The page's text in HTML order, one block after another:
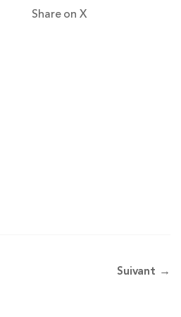
Share on X
Suivant →